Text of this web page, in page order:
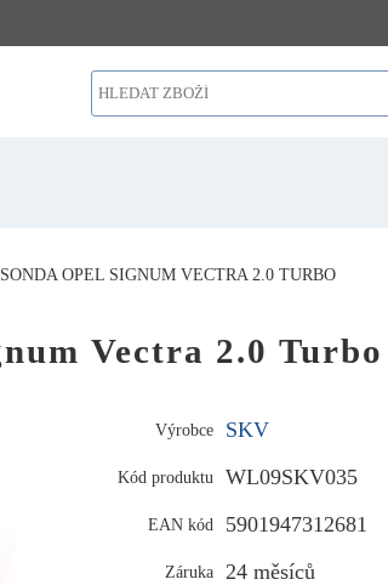
OPEL SIGNUM VECTRA 2.0 TURBO
Vectra 2.0 Turbo
Výrobce SKV
Kód produktu WL09SKV035
EAN kód 5901947312681
Záruka 24 měsíců